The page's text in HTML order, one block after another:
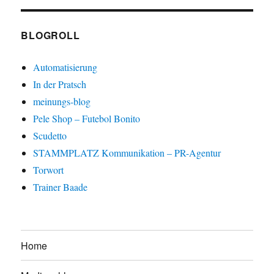
BLOGROLL
Automatisierung
In der Pratsch
meinungs-blog
Pele Shop – Futebol Bonito
Scudetto
STAMMPLATZ Kommunikation – PR-Agentur
Torwort
Trainer Baade
Home